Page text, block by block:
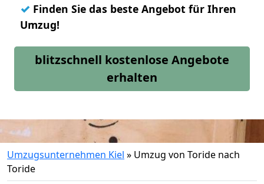
✓ Finden Sie das beste Angebot für Ihren
Umzug!
blitzschnell kostenlose Angebote
erhalten
Umzugsunternehmen Kiel » Umzug von Toride nach
Toride